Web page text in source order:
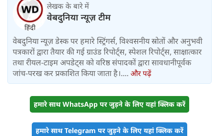
लेखक के बारे में
वेबदुनिया न्यूज़ टीम
वेबदुनिया न्यूज़ डेस्क पर हमारे स्ट्रिंगर्स, विश्वसनीय स्रोतों और अनुभवी
पत्रकारों द्वारा तैयार की गई ग्राउंड रिपोर्ट्स, स्पेशल रिपोर्ट्स, साक्षात्कार
तथा रीयल-टाइम अपडेट्स को वरिष्ठ संपादकों द्वारा सावधानीपूर्वक
जांच-परख कर प्रकाशित किया जाता है।.... और पढ़ें
हमारे साथ WhatsApp पर जुड़ने के लिए यहां क्लिक करें
हमारे साथ Telegram पर जुड़ने के लिए यहां क्लिक करें